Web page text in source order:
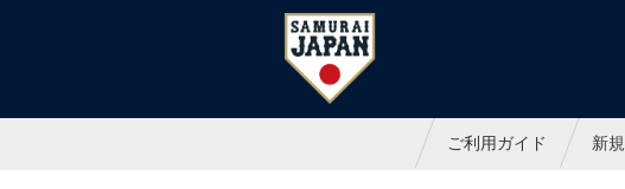
侍ジャパンオフィシャルオンラインショ
ご利用ガイド 新